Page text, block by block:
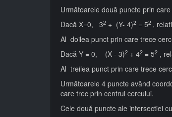
Următoarele două puncte prin
Dacă X=0, 32 + (Y- 4)2 = 52 ,
Al doilea punct prin care trece
Dacă Y = 0, (X - 3)2 + 42 = 52 ,
Al treilea punct prin care trece
Următoarele 4 puncte având
care trec prin centrul cercului.
Cele două puncte ale intersectiei